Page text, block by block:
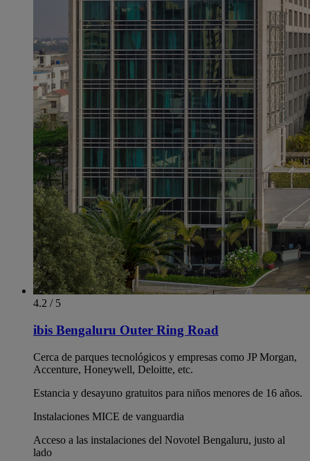
4.2 / 5
ibis Bengaluru Outer Ring Road
Cerca de parques tecnológicos y empresas como JP Morgan,
Accenture, Honeywell, Deloitte, etc.
Estancia y desayuno gratuitos para niños menores de 16 años.
Instalaciones MICE de vanguardia
Acceso a las instalaciones del Novotel Bengaluru, justo al
lado